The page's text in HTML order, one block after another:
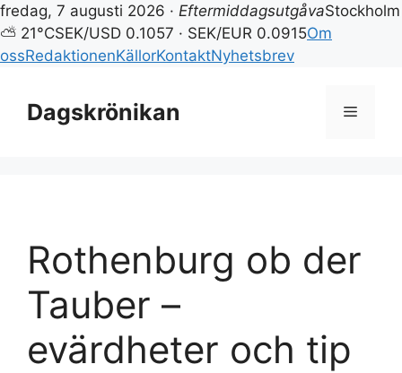
fredag, 7 augusti 2026 · EftermiddagsutgåvaStockholm
⛅ 21°CSEK/USD 0.1057 · SEK/EUR 0.0915Om
ossRedaktionenKällorKontaktNyhetsbrev
innehållDagskrönikan Meny
Rothenburg ob der
Tauber –
evärdheter och tip